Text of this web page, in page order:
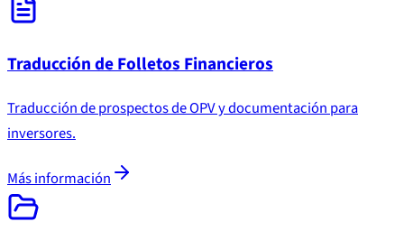
Traducción de Folletos Financieros
Traducción de prospectos de OPV y documentación para
inversores.
Más información